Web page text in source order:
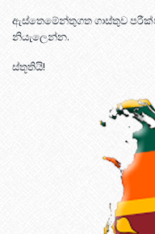
ඇස්තෙමේන්තුගත ගාස්තුව
නියැලෙන්න.
ස්තූතියි!